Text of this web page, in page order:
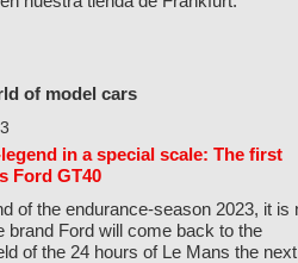
of model cars
in a special scale: The first
Ford GT40
of the endurance-season 2023, it is
brand Ford will come back to the
of the 24 hours of Le Mans the next